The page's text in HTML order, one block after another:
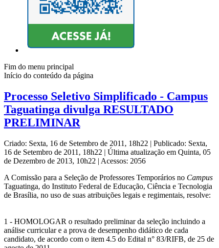
Fim do menu principal
Início do conteúdo da página
Processo Seletivo Simplificado - Campus
Taguatinga divulga RESULTADO
PRELIMINAR
Criado: Sexta, 16 de Setembro de 2011, 18h22 | Publicado: Sexta,
16 de Setembro de 2011, 18h22 | Última atualização em Quinta, 05
de Dezembro de 2013, 10h22 | Acessos: 2056
A Comissão para a Seleção de Professores Temporários no Campus
Taguatinga, do Instituto Federal de Educação, Ciência e Tecnologia
de Brasília, no uso de suas atribuições legais e regimentais, resolve:
1 - HOMOLOGAR o resultado preliminar da seleção incluindo a
análise curricular e a prova de desempenho didático de cada
candidato, de acordo com o item 4.5 do Edital n° 83/RIFB, de 25 de